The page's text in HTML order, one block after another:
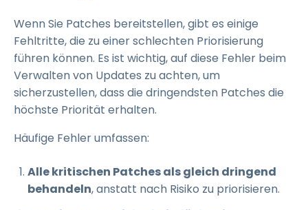
Wenn Sie Patches bereitstellen, gibt es einige
Fehltritte, die zu einer schlechten Priorisierung
führen können. Es ist wichtig, auf diese Fehler beim
Verwalten von Updates zu achten, um
sicherzustellen, dass die dringendsten Patches die
höchste Priorität erhalten.
Häufige Fehler umfassen:
Alle kritischen Patches als gleich dringend
behandeln, anstatt nach Risiko zu priorisieren.